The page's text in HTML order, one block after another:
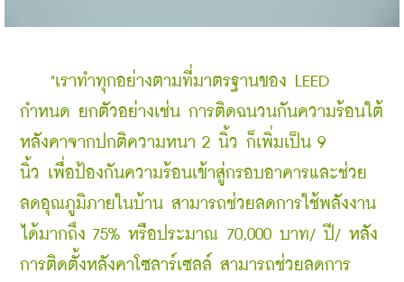
"เราทำทุกอย่างตามที่มาตรฐานของ LEED
กำหนด ยกตัวอย่างเช่น การติดฉนวนกันความร้อนใต้
หลังคาจากปกติความหนา 2 นิ้ว ก็เพิ่มเป็น 9
นิ้ว เพื่อป้องกันความร้อนเข้าสู่กรอบอาคารและช่วย
ลดอุณภูมิภายในบ้าน สามารถช่วยลดการใช้พลังงาน
ได้มากถึง 75% หรือประมาณ 70,000 บาท/ ปี/ หลัง
การติดตั้งหลังคาโซลาร์เซลล์ สามารถช่วยลดการ